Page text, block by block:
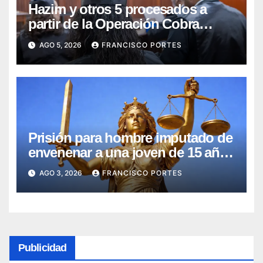
Hazim y otros 5 procesados a
partir de la Operación Cobra
continuarán en prisión
AGO 5, 2026 FRANCISCO PORTES
Prisión para hombre imputado de
envenenar a una joven de 15 años
de edad, en SDE
AGO 3, 2026 FRANCISCO PORTES
Publicidad